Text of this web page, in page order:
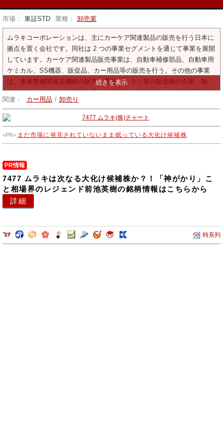
市場： 東証STD 業種： 卸売業
ムラキコーポレーションは、主にカーケア関連製品の販売を行う日本に
拠点を置く会社です。同社は 2 つの事業セグメントを通じて事業を展開
しています。カーケア関連製品販売事業は、自動車補修部品、自動車用
ケミカル、SS機器、販促品、カー用品等の販売を行う。その他の事業
は、車体整備関連資機材の販売、看板・チラシ等の販促物の企画・制
作、グループ会社の従業員教育、金融事業、保険事業、旅行代理店事業
等を行っております。
関連： カー用品 / 卸売り
まだ市場に発見されていないまま眠っている大化け候補株
PR情報
7477 ムラキは次なる大化け候補株か？！「神がかり」こ
と相場界のレジェンド前池英樹の銘柄情報はこちらから
詳細
時系列